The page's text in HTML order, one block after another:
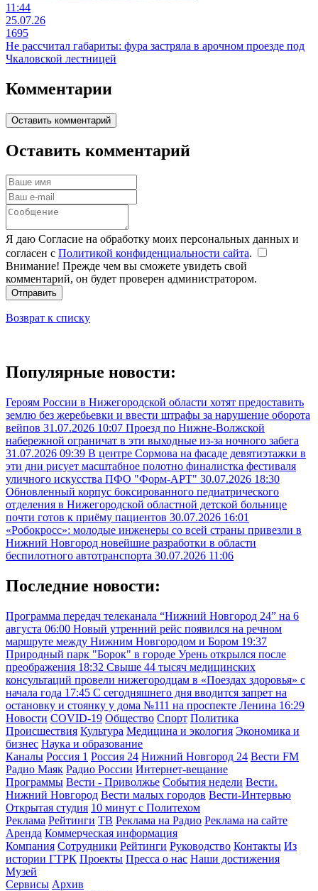
11:44
25.07.26
1695
Не рассчитал габариты: фура застряла в арочном проезде под
Чкаловской лестницей
Комментарии
Оставить комментарий
Оставить комментарий
Я даю Согласие на обработку моих персональных данных и
согласен с Политикой конфиденциальности сайта.
Внимание! Прежде чем вы сможете увидеть свой
комментарий, он будет проверен администратором.
Отправить
Возврат к списку
Популярные новости:
Героям России в Нижегородской области хотят предоставить
землю без жеребьевки и ввести штрафы за нарушение оборота
вейпов 31.07.2026 10:07 Проезд по Нижне-Волжской
набережной ограничат в эти выходные из-за ночного забега
31.07.2026 09:39 В центре Сормова на фасаде девятиэтажки в
эти дни рисует масштабное полотно финалистка фестиваля
уличного искусства ПФО "Форм-АРТ" 30.07.2026 18:30
Обновленный корпус боксированного педиатрического
отделения в Нижегородской областной детской больнице
почти готов к приёму пациентов 30.07.2026 16:01
«Робокросс»: молодые инженеры со всей страны привезли в
Нижний Новгород новейшие разработки в области
беспилотного автотранспорта 30.07.2026 11:06
Последние новости:
Программа передач телеканала “Нижний Новгород 24” на 6
августа 06:00 Новый утренний рейс появился на речном
маршруте между Нижним Новгородом и Бором 19:37
Природный парк "Борок" в городе Урень открылся после
преображения 18:32 Свыше 44 тысяч медицинских
консультаций провели нижегородцам в «Поездах здоровья» с
начала года 17:45 С сегодняшнего дня вводится запрет на
остановку и стоянку у дома №111 на проспекте Ленина 16:29
Новости COVID-19 Общество Спорт Политика
Происшествия Культура Медицина и экология Экономика и
бизнес Наука и образование
Каналы Россия 1 Россия 24 Нижний Новгород 24 Вести FM
Радио Маяк Радио России Интернет-вещание
Программы Вести - Приволжье События недели Вести.
Нижний Новгород Вести малых городов Вести-Интервью
Открытая студия 10 минут с Политехом
Реклама Рейтинги ТВ Реклама на Радио Реклама на сайте
Аренда Коммерческая информация
Компания Сотрудники Рейтинги Руководство Контакты Из
истории ГТРК Проекты Пресса о нас Наши достижения
Музей
Сервисы Архив